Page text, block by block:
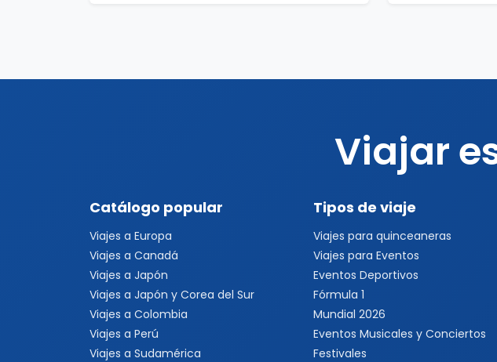
Viajar
Catálogo popular
Viajes a Europa
Viajes a Canadá
Viajes a Japón
Viajes a Japón y Corea del Sur
Viajes a Colombia
Viajes a Perú
Viajes a Sudamérica
Tipos de viaje
Viajes para quinceaneras
Viajes para Eventos
Eventos Deportivos
Fórmula 1
Mundial 2026
Eventos Musicales y Conciertos
Festivales